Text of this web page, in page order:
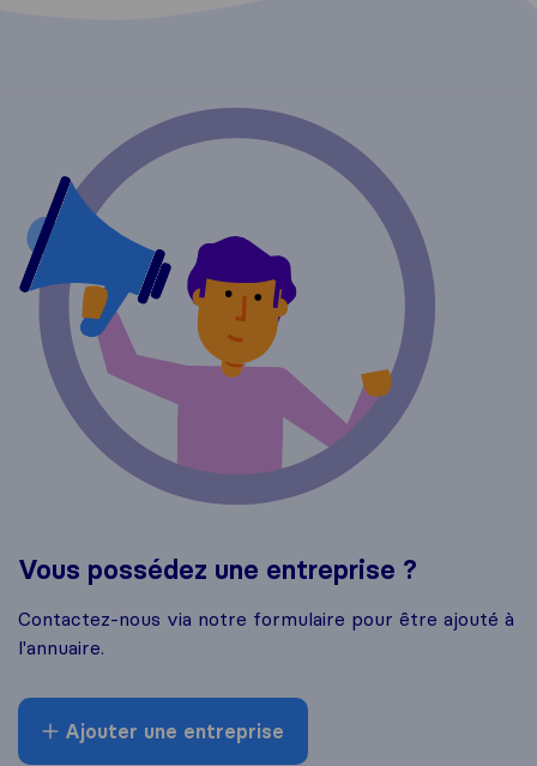
Vous possédez une entreprise ?
Contactez-nous via notre formulaire pour être ajouté à
l'annuaire.
Ajouter une entreprise